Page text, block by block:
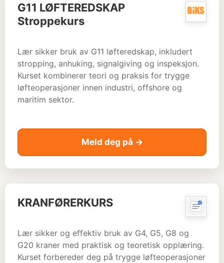
G11 LØFTEREDSKAP
Stroppekurs
Lær sikker bruk av G11 løfteredskap, inkludert
stropping, anhuking, signalgiving og inspeksjon.
Kurset kombinerer teori og praksis for trygge
løfteoperasjoner innen industri, offshore og
maritim sektor.
Meld deg på →
KRANFØRERKURS
Lær sikker og effektiv bruk av G4, G5, G8 og
G20 kraner med praktisk og teoretisk opplæring.
Kurset forbereder deg på trygge løfteoperasjoner